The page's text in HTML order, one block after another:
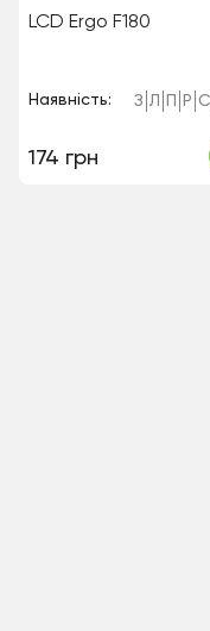
LCD Ergo F180
Наявність: З Л Р С
174 грн